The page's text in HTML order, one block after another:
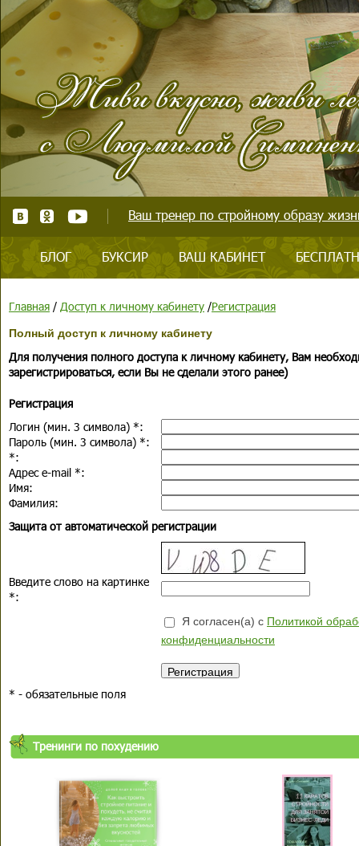
Ваш тренер по стройному образу
БЛОГ БУКСИР ВАШ КАБИНЕТ
Главная / Доступ к личному кабинету /Регистрация
Полный доступ к личному кабинету
Для получения полного доступа к личному кабинету, Вам
зарегистрироваться, если Вы не сделали этого ранее)
Регистрация
Логин (мин. 3 символа) *:
Пароль (мин. 3 символа) *:
*:
Адрес e-mail *:
Имя:
Фамилия:
Защита от автоматической регистрации
Введите слово на картинке
*:
Я согласен(а) с Политикой
конфиденциальности
* - обязательные поля
Тренинги по похудению